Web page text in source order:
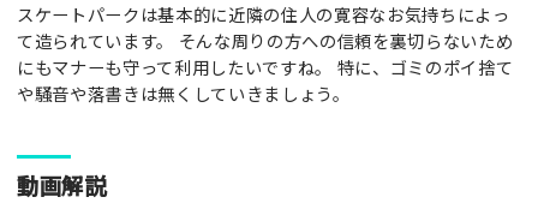
スケートパークは基本的に近隣の住人の寛容なお気持ちによっ
て造られています。 そんな周りの方への信頼を裏切らないため
にもマナーも守って利用したいですね。 特に、ゴミのポイ捨て
や騒音や落書きは無くしていきましょう。
動画解説